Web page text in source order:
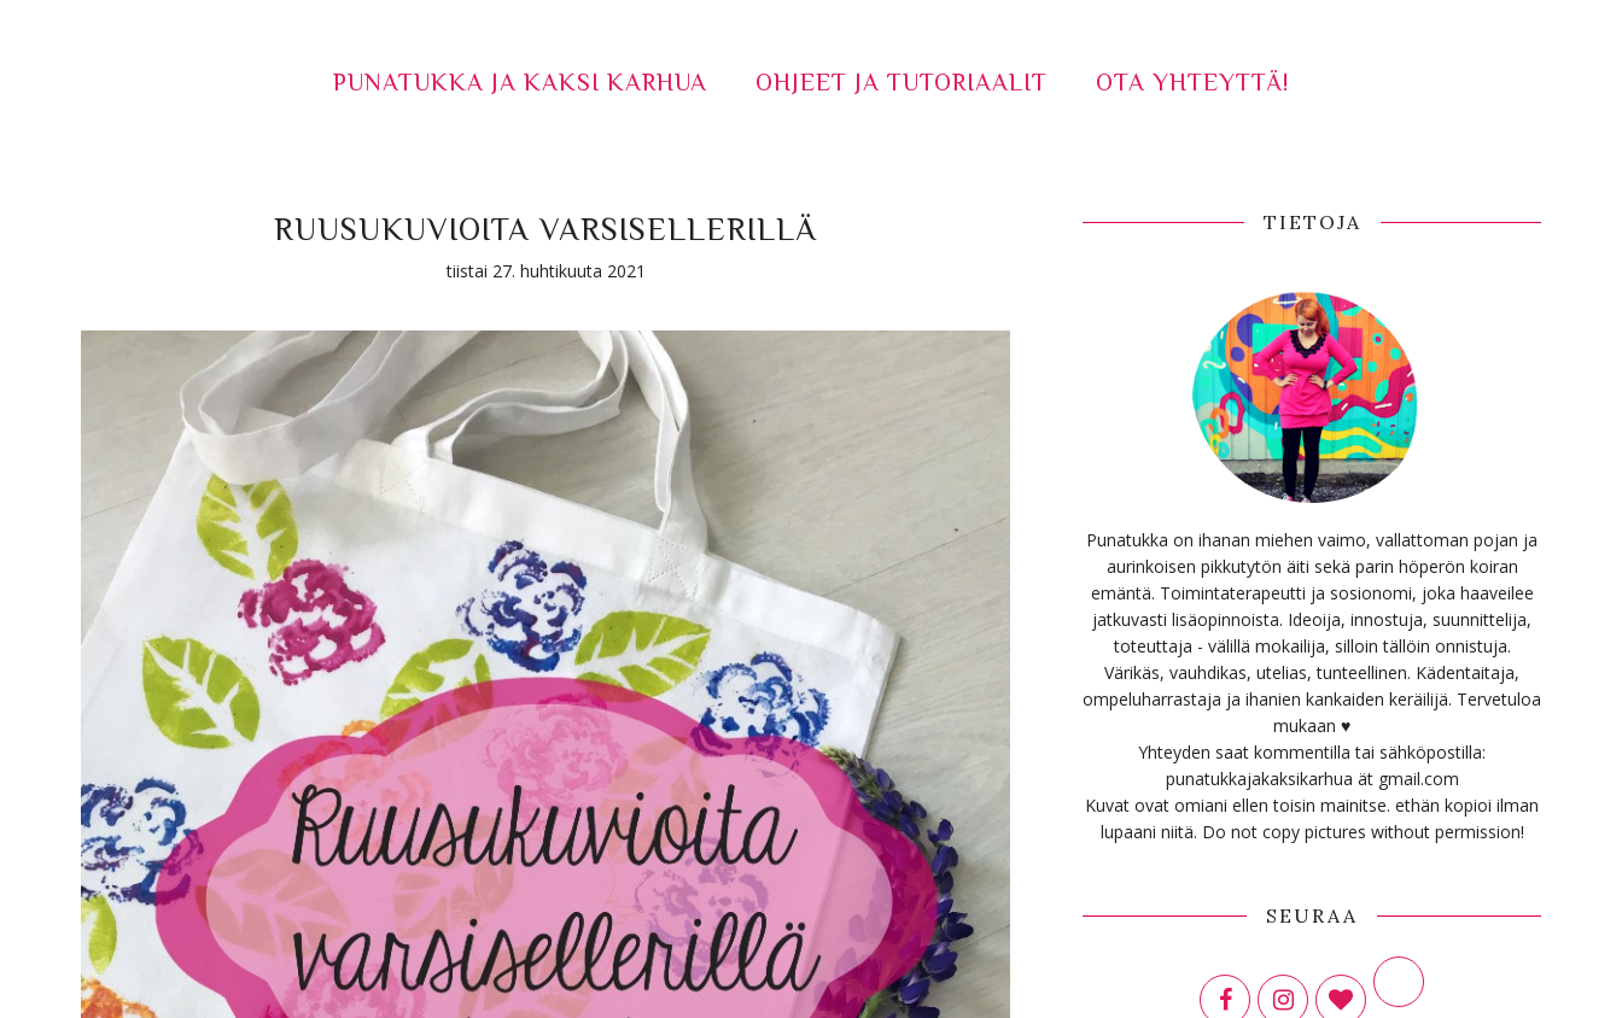
PUNATUKKA JA KAKSI KARHUA OHJEET JA TUTORIAALIT OTA YHTEYTTÄ!
RUUSUKUVIOITA VARSISELLERILLÄ
tiistai 27. huhtikuuta 2021
TIETOJA
Punatukka on ihanan miehen vaimo, vallattoman pojan ja
aurinkoisen pikkutytön äiti sekä parin höperön koiran
emäntä. Toimintaterapeutti ja sosionomi, joka haaveilee
jatkuvasti lisäopinnoista. Ideoija, innostuja, suunnittelija,
toteuttaja - välillä mokailija, silloin tällöin onnistuja.
Värikäs, vauhdikas, utelias, tunteellinen. Kädentaitaja,
ompeluharrastaja ja ihanien kankaiden keräilijä. Tervetuloa
mukaan ♥
Yhteyden saat kommentilla tai sähköpostilla:
punatukkajakaksikarhua ät gmail.com
Kuvat ovat omiani ellen toisin mainitse. ethän kopioi ilman
lupaani niitä. Do not copy pictures without permission!
SEURAA